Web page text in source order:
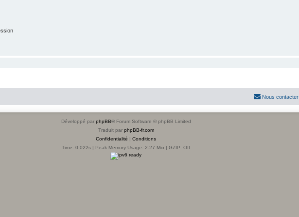
Nous contacter
Développé par phpBB® Forum Software © phpBB Limited
Traduit par phpBB-fr.com
Confidentialité | Conditions
Time: 0.022s | Peak Memory Usage: 2.27 Mio | GZIP: Off